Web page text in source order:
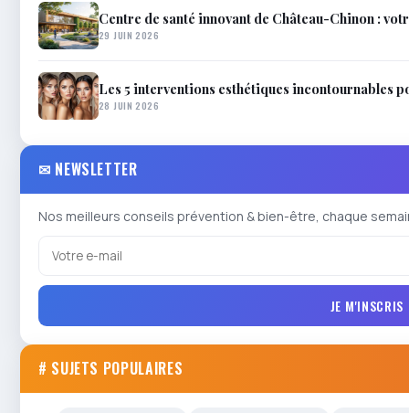
Centre de santé innovant de Château-Chinon :
29 JUIN 2026
Les 5 interventions esthétiques incontournables
28 JUIN 2026
✉ NEWSLETTER
Nos meilleurs conseils prévention & bien-être, chaque
JE M'INSCRIS
# SUJETS POPULAIRES